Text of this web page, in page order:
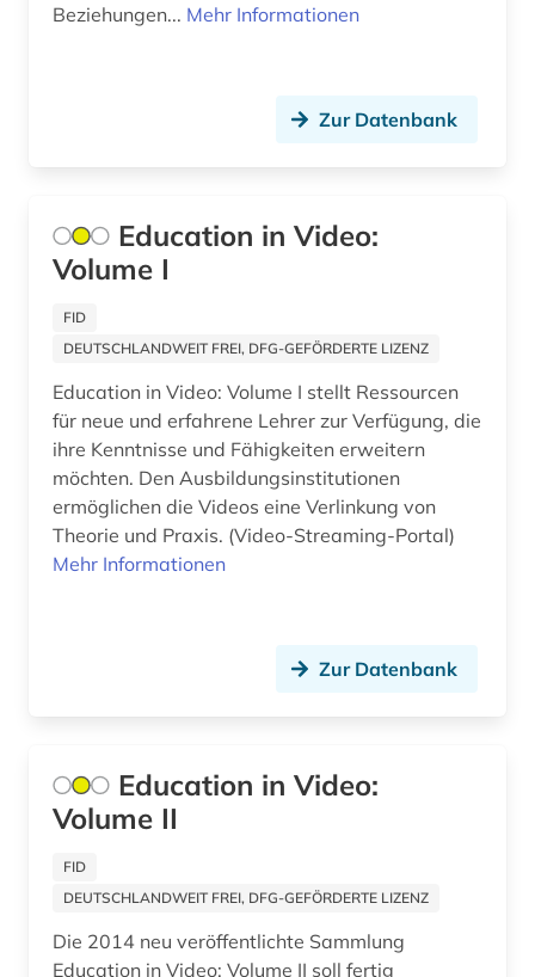
deutsch (1)
deutsche demokratische republik (1)
deutsches museum von meisterwerken der
deutsches reich (1)
deutschland (31)
diagnose (1)
dialekt (1)
italienischen architekten (1)
Beziehungen... Mehr Informationen
Zur Datenbank
Education in Video:
Volume I
FID
DEUTSCHLANDWEIT FREI, DFG-GEFÖRDERTE LIZENZ
Education in Video: Volume I stellt Ressourcen
für neue und erfahrene Lehrer zur Verfügung, die
ihre Kenntnisse und Fähigkeiten erweitern
möchten. Den Ausbildungsinstitutionen
ermöglichen die Videos eine Verlinkung von
Theorie und Praxis. (Video-Streaming-Portal)
Mehr Informationen
Zur Datenbank
Education in Video:
Volume II
FID
DEUTSCHLANDWEIT FREI, DFG-GEFÖRDERTE LIZENZ
Die 2014 neu veröffentlichte Sammlung
Education in Video: Volume II soll fertig